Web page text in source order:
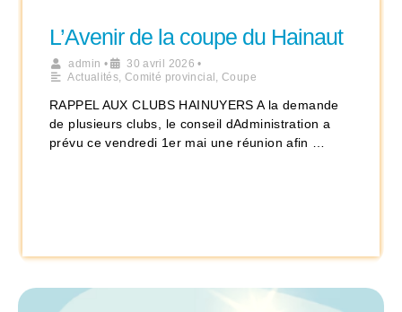
L’Avenir de la coupe du Hainaut
admin • 30 avril 2026 •
Actualités, Comité provincial , Coupe
RAPPEL AUX CLUBS HAINUYERS A la demande
de plusieurs clubs, le conseil dAdministration a
prévu ce vendredi 1er mai une réunion afin …